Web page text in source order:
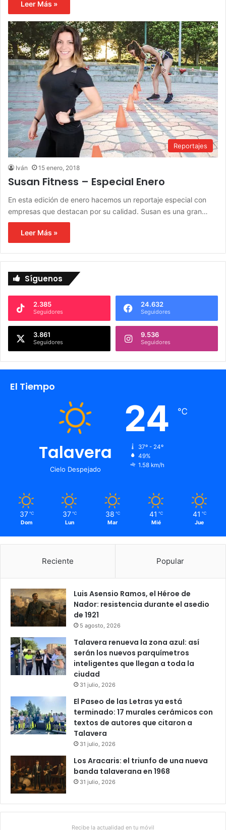
Leer Más »
Reportajes
Iván 15 enero, 2018
Susan Fitness – Especial Enero
En esta edición de enero hacemos un reportaje especial con
empresas que destacan por su calidad. Susan es una gran…
Leer Más »
Síguenos
2.385
Seguidores
24.632
Seguidores
3.861
Seguidores
9.536
Seguidores
El Tiempo
Talavera
Cielo Despejado
24 ℃
37º - 24º
49%
1.58 km/h
37 ℃
Dom
37 ℃
Lun
38 ℃
Mar
41 ℃
Mié
41 ℃
Jue
Reciente Popular
Luis Asensio Ramos, el Héroe de
Nador: resistencia durante el asedio
de 1921
5 agosto, 2026
Talavera renueva la zona azul: así
serán los nuevos parquímetros
inteligentes que llegan a toda la
ciudad
31 julio, 2026
El Paseo de las Letras ya está
terminado: 17 murales cerámicos con
textos de autores que citaron a
Talavera
31 julio, 2026
Los Aracaris: el triunfo de una nueva
banda talaverana en 1968
31 julio, 2026
Recibe la actualidad en tu móvil